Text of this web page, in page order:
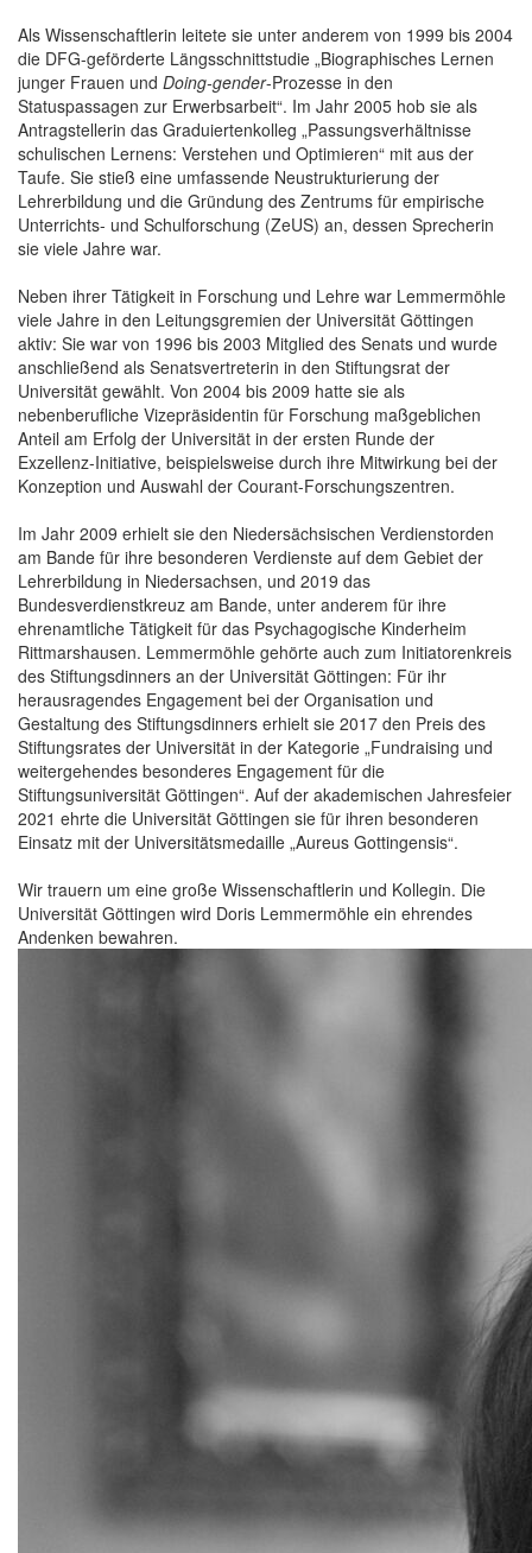
Als Wissenschaftlerin leitete sie unter anderem von 1999 bis 2004
die DFG-geförderte Längsschnittstudie „Biographisches Lernen
junger Frauen und Doing-gender-Prozesse in den
Statuspassagen zur Erwerbsarbeit“. Im Jahr 2005 hob sie als
Antragstellerin das Graduiertenkolleg „Passungsverhältnisse
schulischen Lernens: Verstehen und Optimieren“ mit aus der
Taufe. Sie stieß eine umfassende Neustrukturierung der
Lehrerbildung und die Gründung des Zentrums für empirische
Unterrichts- und Schulforschung (ZeUS) an, dessen Sprecherin
sie viele Jahre war.
Neben ihrer Tätigkeit in Forschung und Lehre war Lemmermöhle
viele Jahre in den Leitungsgremien der Universität Göttingen
aktiv: Sie war von 1996 bis 2003 Mitglied des Senats und wurde
anschließend als Senatsvertreterin in den Stiftungsrat der
Universität gewählt. Von 2004 bis 2009 hatte sie als
nebenberufliche Vizepräsidentin für Forschung maßgeblichen
Anteil am Erfolg der Universität in der ersten Runde der
Exzellenz-Initiative, beispielsweise durch ihre Mitwirkung bei der
Konzeption und Auswahl der Courant-Forschungszentren.
Im Jahr 2009 erhielt sie den Niedersächsischen Verdienstorden
am Bande für ihre besonderen Verdienste auf dem Gebiet der
Lehrerbildung in Niedersachsen, und 2019 das
Bundesverdienstkreuz am Bande, unter anderem für ihre
ehrenamtliche Tätigkeit für das Psychagogische Kinderheim
Rittmarshausen. Lemmermöhle gehörte auch zum Initiatorenkreis
des Stiftungsdinners an der Universität Göttingen: Für ihr
herausragendes Engagement bei der Organisation und
Gestaltung des Stiftungsdinners erhielt sie 2017 den Preis des
Stiftungsrates der Universität in der Kategorie „Fundraising und
weitergehendes besonderes Engagement für die
Stiftungsuniversität Göttingen“. Auf der akademischen Jahresfeier
2021 ehrte die Universität Göttingen sie für ihren besonderen
Einsatz mit der Universitätsmedaille „Aureus Gottingensis“.
Wir trauern um eine große Wissenschaftlerin und Kollegin. Die
Universität Göttingen wird Doris Lemmermöhle ein ehrendes
Andenken bewahren.